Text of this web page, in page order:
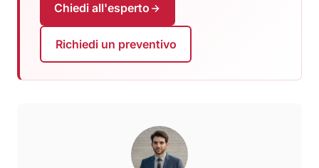
Chiedi all'esperto
Richiedi un preventivo